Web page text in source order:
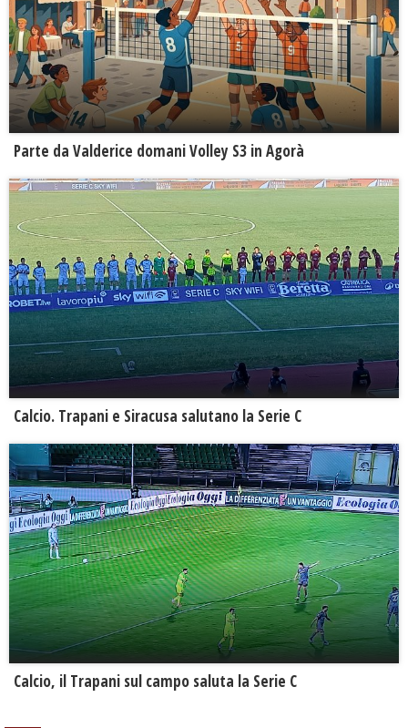
Parte da Valderice domani Volley S3 in Agorà
Calcio. Trapani e Siracusa salutano la Serie C
Calcio, il Trapani sul campo saluta la Serie C